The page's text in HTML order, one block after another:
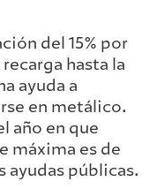
del 15% por
hasta la
ayuda a
en metálico.
año en que
máxima es de
ayudas públicas.